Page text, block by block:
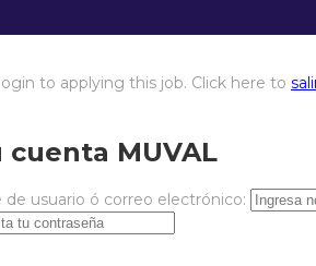
to applying this job. Click here to
MUVAL
de usuario ó correo electrónico: